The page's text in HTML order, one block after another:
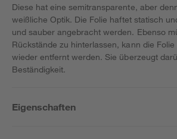
Diese hat eine semitransparente, aber
weißliche Optik. Die Folie haftet statisch
und sauber angebracht werden. Ebenso
Rückstände zu hinterlassen, kann die
wieder entfernt werden. Sie überzeugt
Beständigkeit.
Eigenschaften